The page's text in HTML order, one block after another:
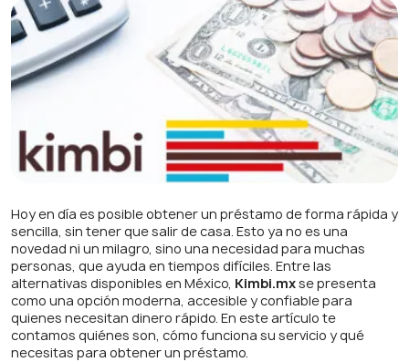
Hoy en día es posible obtener un préstamo de forma rápida y
sencilla, sin tener que salir de casa. Esto ya no es una
novedad ni un milagro, sino una necesidad para muchas
personas, que ayuda en tiempos difíciles. Entre las
alternativas disponibles en México, Kimbi.mxse presenta
como una opción moderna, accesible y confiable para
quienes necesitan dinero rápido. En este artículo te
contamos quiénes son, cómo funciona su servicio y qué
necesitas para obtener un préstamo.